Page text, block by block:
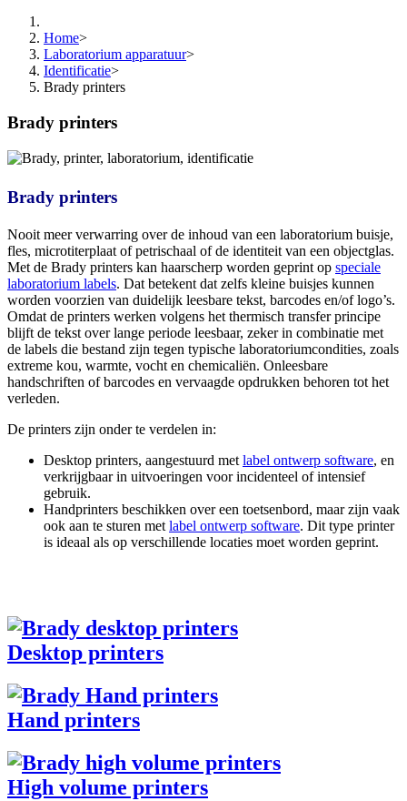
Home>
Laboratorium apparatuur>
Identificatie>
Brady printers
Brady printers
Brady printers
Nooit meer verwarring over de inhoud van een laboratorium buisje,
fles, microtiterplaat of petrischaal of de identiteit van een objectglas.
Met de Brady printers kan haarscherp worden geprint op speciale
laboratorium labels. Dat betekent dat zelfs kleine buisjes kunnen
worden voorzien van duidelijk leesbare tekst, barcodes en/of logo’s.
Omdat de printers werken volgens het thermisch transfer principe
blijft de tekst over lange periode leesbaar, zeker in combinatie met
de labels die bestand zijn tegen typische laboratoriumcondities, zoals
extreme kou, warmte, vocht en chemicaliën. Onleesbare
handschriften of barcodes en vervaagde opdrukken behoren tot het
verleden.
De printers zijn onder te verdelen in:
Desktop printers, aangestuurd met label ontwerp software, en
verkrijgbaar in uitvoeringen voor incidenteel of intensief
gebruik.
Handprinters beschikken over een toetsenbord, maar zijn vaak
ook aan te sturen met label ontwerp software. Dit type printer
is ideaal als op verschillende locaties moet worden geprint.
Desktop printers
Hand printers
High volume printers